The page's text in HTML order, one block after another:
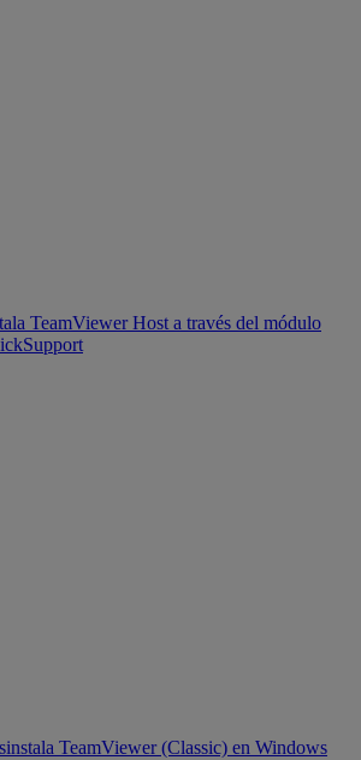
TeamViewer Host a través del módulo
TeamViewer (Classic) en Windows